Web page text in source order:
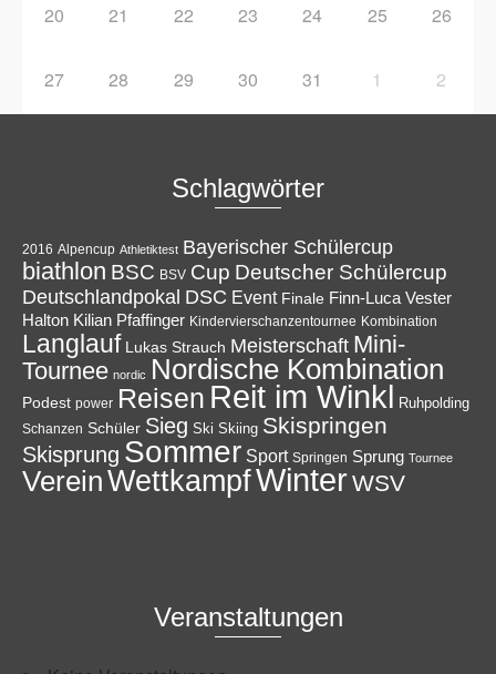
20 21 22 23 24 25 26
27 28 29 30 31 1 2
Schlagwörter
2016 Alpencup Athletiktest Bayerischer Schülercup
biathlon BSC BSV Cup Deutscher Schülercup
Deutschlandpokal DSC Event Finale Finn-Luca Vester
Halton Kilian Pfaffinger Kindervierschanzentournee Kombination
Langlauf Lukas Strauch Meisterschaft Mini-
Tournee nordic Nordische Kombination
Podest power Reisen Reit im Winkl Ruhpolding
Schanzen Schüler Sieg Ski Skiing Skispringen
Skisprung Sommer Sport Springen Sprung Tournee
VereinWettkampfWinterWSV
Veranstaltungen